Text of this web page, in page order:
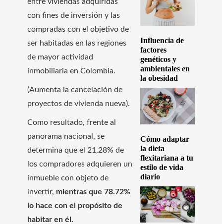
con fines de inversión y las
compradas con el objetivo de
ser habitadas en las regiones
de mayor actividad
inmobiliaria en Colombia.
(Aumenta la cancelación de
proyectos de vivienda nueva).
Como resultado, frente al
panorama nacional, se
determina que el 21,28% de
los compradores adquieren un
inmueble con objeto de
invertir, mientras que 78.72%
lo hace con el propósito de
habitar en él.
Influencia de
factores
genéticos y
ambientales en
la obesidad
Cómo adaptar
la dieta
flexitariana a tu
estilo de vida
diario